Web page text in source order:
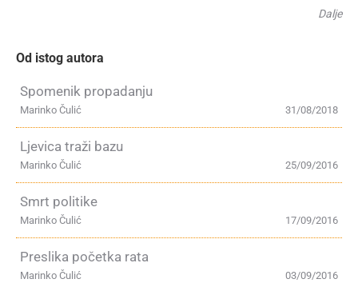
Dalje
Od istog autora
Spomenik propadanju
31/08/2018
Marinko Čulić
Ljevica traži bazu
25/09/2016
Marinko Čulić
Smrt politike
17/09/2016
Marinko Čulić
Preslika početka rata
03/09/2016
Marinko Čulić